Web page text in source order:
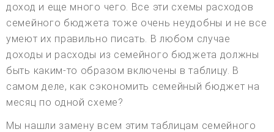
доход и еще много чего. Все эти схемы расходов
семейного бюджета тоже очень неудобны и не все
умеют их правильно писать. В любом случае
доходы и расходы из семейного бюджета должны
быть каким-то образом включены в таблицу. В
самом деле, как сэкономить семейный бюджет на
месяц по одной схеме?
Мы нашли замену всем этим таблицам семейного